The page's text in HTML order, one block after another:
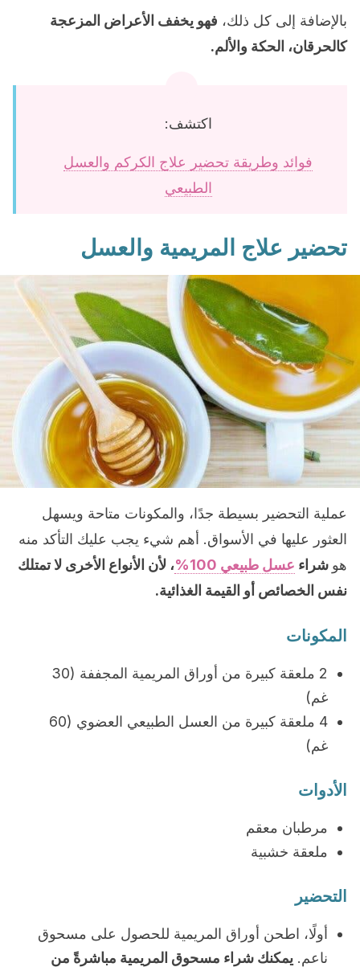
بالإضافة إلى كل ذلك، فهو يخفف الأعراض المزعجة
كالحرقان، الحكة والألم.
اكتشف:
فوائد وطريقة تحضير علاج الكركم والعسل
الطبيعي
تحضير علاج المريمية والعسل
عملية التحضير بسيطة جدًا، والمكونات متاحة ويسهل
العثور عليها في الأسواق. أهم شيء يجب عليك التأكد منه
هو شراء عسل طبيعي 100%
، لأن الأنواع الأخرى لا تمتلك
نفس الخصائص أو القيمة الغذائية.
المكونات
2 ملعقة كبيرة من أوراق المريمية المجففة (30
غم)
4 ملعقة كبيرة من العسل الطبيعي العضوي (60
غم)
الأدوات
مرطبان معقم
ملعقة خشبية
التحضير
أولًا، اطحن أوراق المريمية للحصول على مسحوق
ناعم. يمكنك شراء مسحوق المريمية مباشرةً من